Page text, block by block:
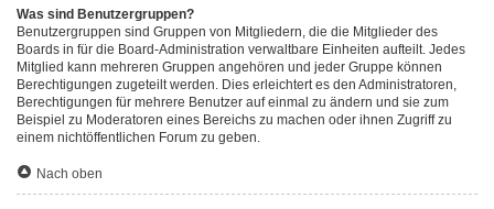
Was sind Benutzergruppen?
Benutzergruppen sind Gruppen von Mitgliedern, die die Mitglieder des
Boards in für die Board-Administration verwaltbare Einheiten aufteilt. Jedes
Mitglied kann mehreren Gruppen angehören und jeder Gruppe können
Berechtigungen zugeteilt werden. Dies erleichtert es den Administratoren,
Berechtigungen für mehrere Benutzer auf einmal zu ändern und sie zum
Beispiel zu Moderatoren eines Bereichs zu machen oder ihnen Zugriff zu
einem nichtöffentlichen Forum zu geben.
Nach oben